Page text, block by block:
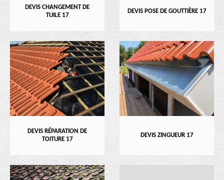
DEVIS CHANGEMENT DE
TUILE 17
DEVIS POSE DE GOUTTIÈRE 17
DEVIS RÉPARATION DE
TOITURE 17
DEVIS ZINGUEUR 17